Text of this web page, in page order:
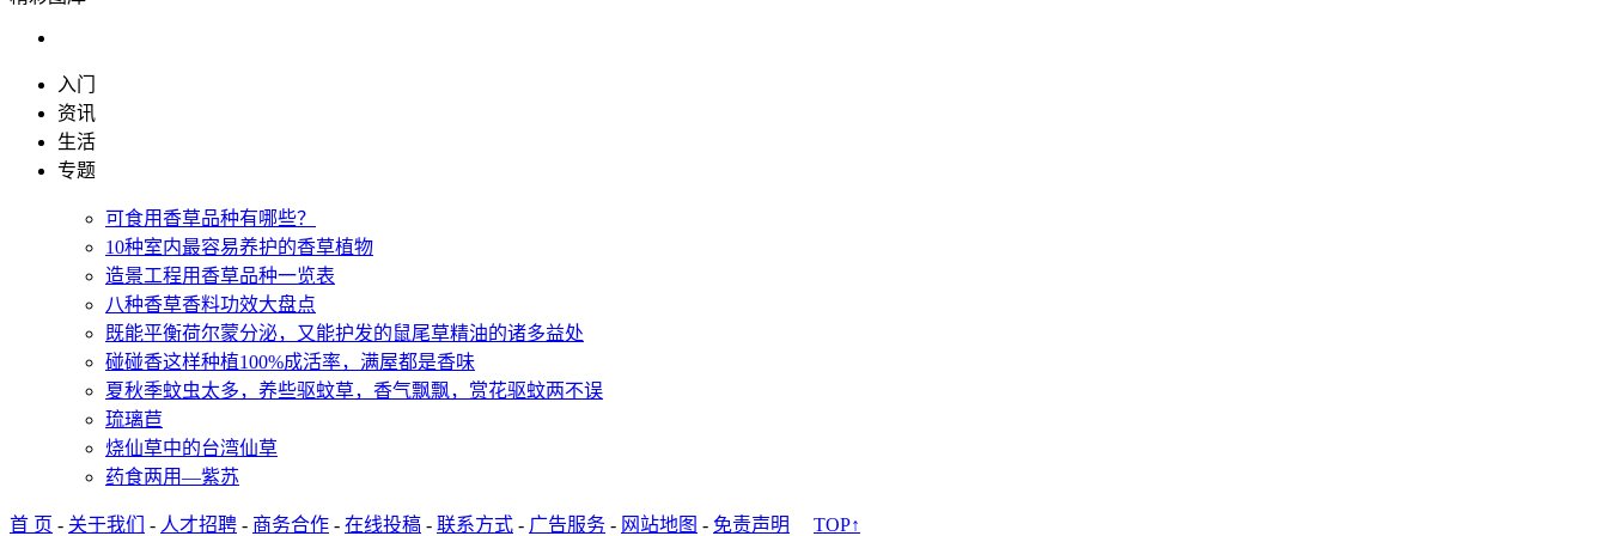
入门
资讯
生活
专题
可食用香草品种有哪些？
10种室内最容易养护的香草植物
造景工程用香草品种一览表
八种香草香料功效大盘点
既能平衡荷尔蒙分泌，又能护发的鼠尾草精油的诸多益处
碰碰香这样种植100%成活率，满屋都是香味
夏秋季蚊虫太多，养些驱蚊草，香气飘飘，赏花驱蚊两不误
琉璃苣
烧仙草中的台湾仙草
药食两用—紫苏
首 页 - 关于我们 - 人才招聘 - 商务合作 - 在线投稿 - 联系方式 - 广告服务 - 网站地图 - 免责声明 TOP↑